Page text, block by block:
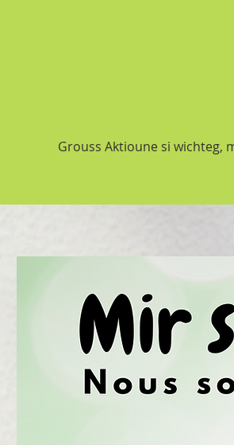
Grouss Aktioune si wichteg,